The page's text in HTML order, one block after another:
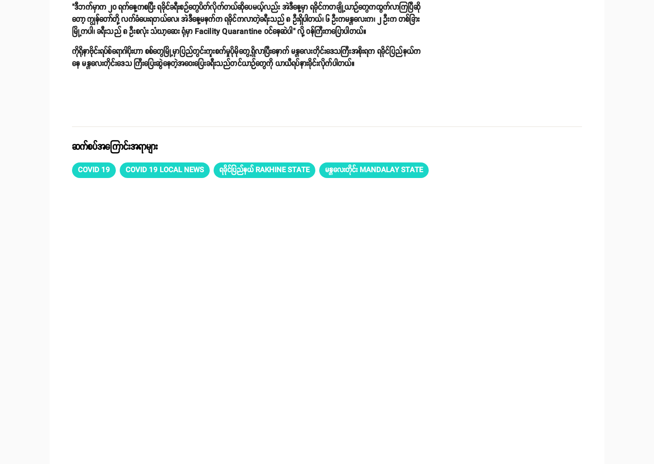
"ဒီဘက်မှာက ၂၀ ရက်နေ့ကစပြီး ရခိုင်ခရီးစဉ်တွေပိတ်လိုက်တယ်ဆိုပေမယ့်လည်း အဲဒီနေ့မှာ ရခိုင်ကတချို့ယာဉ်တွေကထွက်လာကြပြီဆို
တော့ ကျွန်တော်တို့ လက်ခံပေးရတယ်လေ၊ အဲဒီနေ့မနက်က ရခိုင်ကလာတဲ့ခရီးသည် ၈ ဦးရှိပါတယ်၊ ၆ ဦးကမန္တလေးက၊ ၂ ဦးက တစ်ခြား
မြို့ကပါ၊ ခရီးသည် ၈ ဦးစလုံး သံဃာ့ဆေး ရုံမှာ Facility Quarantine ဝင်နေဆဲပါ" လို့ ဝန်ကြီးကပြောပါတယ်။
ကိုရိုနာဗိုင်းရပ်စ်ရောဂါပိုးဟာ စစ်တွေမြို့မှာပြည်တွင်းကူးစက်မှုပိုမိုတွေ့ရှိလာပြီးနောက် မန္တလေးတိုင်းဒေသကြီးအစိုးရက ရခိုင်ပြည်နယ်က
နေ မန္တလေးတိုင်းဒေသ ကြီးပြေးဆွဲနေတဲ့အဝေးပြေးခရီးသည်တင်ယာဉ်တွေကို ယာယီရပ်နားခိုင်းလိုက်ပါတယ်။
ဆက်စပ်အကြောင်းအရာများ
COVID 19 COVID 19 LOCAL NEWS ရခိုင်ပြည်နယ် RAKHINE STATE မန္တလေးတိုင်း MANDALAY STATE